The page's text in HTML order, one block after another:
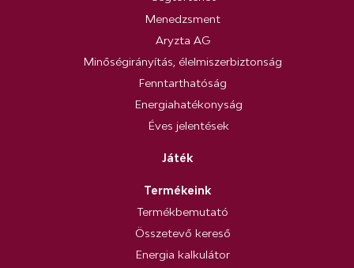
Menedzsment
Aryzta AG
Minőségirányítás, élelmiszerbiztonság
Fenntarthatóság
Energiahatékonyság
Éves jelentések
Játék
Termékeink
Termékbemutató
Összetevő kereső
Energia kalkulátor